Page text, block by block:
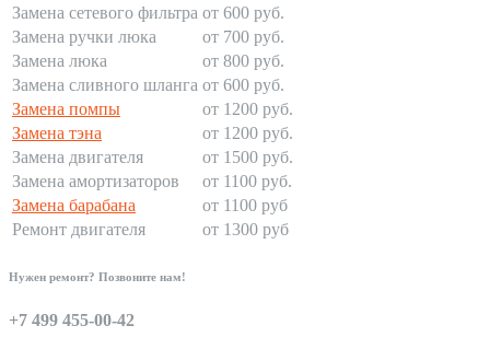
Замена сетевого фильтра от 600 руб.
Замена ручки люка
от 700 руб.
Замена люка
от 800 руб.
Замена сливного шланга от 600 руб.
Замена помпы
от 1200 руб.
Замена тэна
от 1200 руб.
Замена двигателя
от 1500 руб.
Замена амортизаторов
от 1100 руб.
Замена барабана
от 1100 руб
Ремонт двигателя
от 1300 руб
Нужен ремонт? Позвоните нам!
+7 499 455-00-42